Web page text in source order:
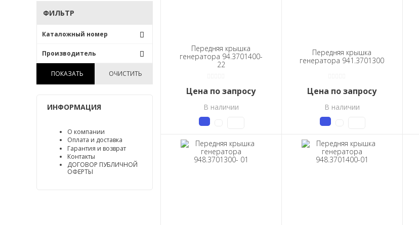
ФИЛЬТР
Каталожный номер
212А-3708400
37.3701300
94.3701300
94.3701300-06-01
94.3701400-04
94.3701400-22
941.3701300
941.3701400-04
Производитель
ПОКАЗАТЬ ОЧИСТИТЬ
ИНФОРМАЦИЯ
О компании
Оплата и доставка
Гарантия и возврат
Контакты
ДОГОВОР ПУБЛИЧНОЙ
ОФЕРТЫ
Передняя крышка
генератора 94.3701400-
22
Цена по запросу
В наличии
Передняя крышка
генератора 941.3701300
Цена по запросу
В наличии